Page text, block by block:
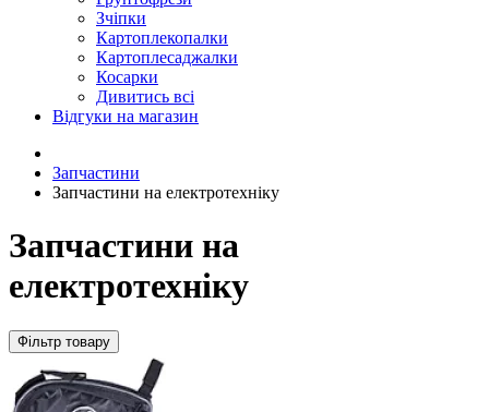
Зчіпки
Картоплекопалки
Картоплесаджалки
Косарки
Дивитись всі
Відгуки на магазин
Запчастини
Запчастини на електротехніку
Запчастини на
електротехніку
Фільтр товару